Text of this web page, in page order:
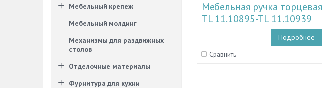
Мебельная ручка торцевая
TL 11.10895-TL 11.10939
Подробнее
Сравнить
Мебельный крепеж
Мебельный молдинг
Механизмы для раздвижных
столов
Отделочные материалы
Фурнитура для кухни